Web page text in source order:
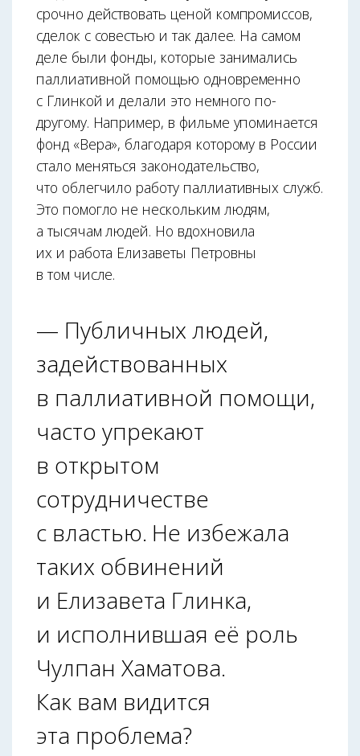
срочно действовать ценой компромиссов,
сделок с совестью и так далее. На самом
деле были фонды, которые занимались
паллиативной помощью одновременно
с Глинкой и делали это немного по-
другому. Например, в фильме упоминается
фонд «Вера», благодаря которому в России
стало меняться законодательство,
что облегчило работу паллиативных служб.
Это помогло не нескольким людям,
а тысячам людей. Но вдохновила
их и работа Елизаветы Петровны
в том числе.
— Публичных людей,
задействованных
в паллиативной помощи,
часто упрекают
в открытом
сотрудничестве
с властью. Не избежала
таких обвинений
и Елизавета Глинка,
и исполнившая её роль
Чулпан Хаматова.
Как вам видится
эта проблема?